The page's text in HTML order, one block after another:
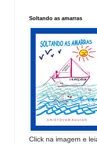
Soltando as amarras
Click na imagem e